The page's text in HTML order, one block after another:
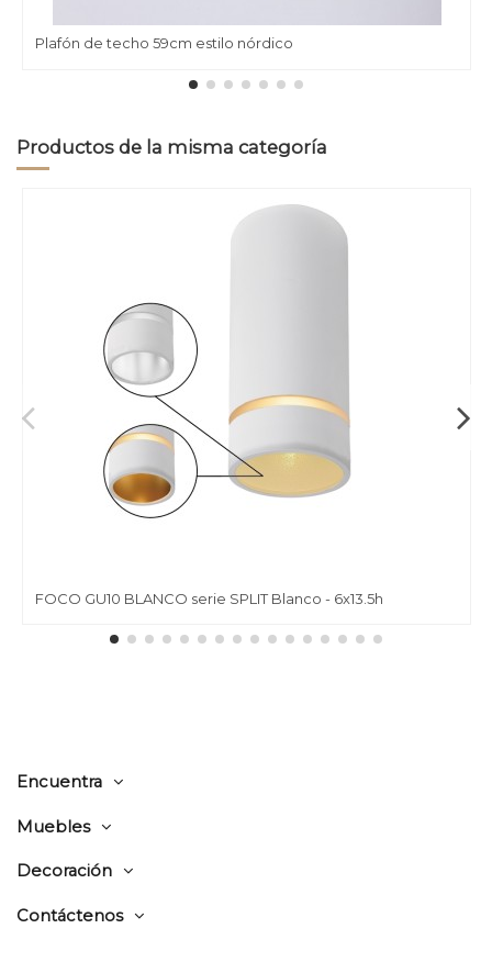
Plafón de techo 59cm estilo nórdico
Productos de la misma categoría
FOCO GU10 BLANCO serie SPLIT Blanco - 6x13.5h
Encuentra
Muebles
Decoración
Contáctenos